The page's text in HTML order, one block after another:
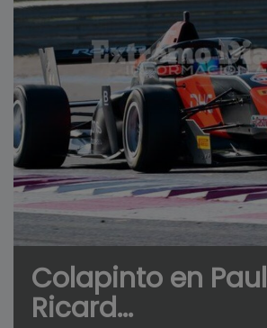
Colapinto en Paul
Ricard...